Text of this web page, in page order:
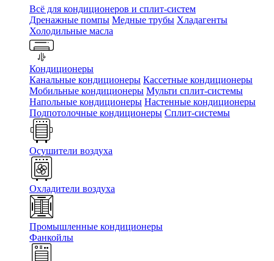
Всё для кондиционеров и сплит-систем
Дренажные помпы Медные трубы Хладагенты
Холодильные масла
Кондиционеры
Канальные кондиционеры Кассетные кондиционеры
Мобильные кондиционеры Мульти сплит-системы
Напольные кондиционеры Настенные кондиционеры
Подпотолочные кондиционеры Сплит-системы
Осушители воздуха
Охладители воздуха
Промышленные кондиционеры
Фанкойлы